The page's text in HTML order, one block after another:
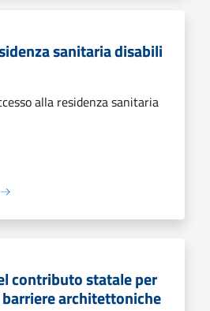
sanitaria disabili
alla residenza sanitaria
contributo statale per
architettoniche